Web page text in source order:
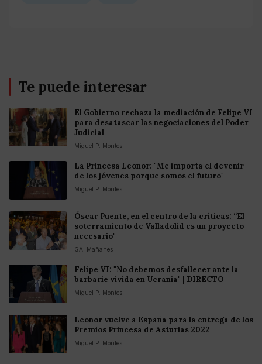
Te puede interesar
El Gobierno rechaza la mediación de Felipe VI
para desatascar las negociaciones del Poder
Judicial
Miguel P. Montes
La Princesa Leonor: "Me importa el devenir
de los jóvenes porque somos el futuro"
Miguel P. Montes
Óscar Puente, en el centro de la críticas: “El
soterramiento de Valladolid es un proyecto
necesario"
GA. Mañanes
Felipe VI: "No debemos desfallecer ante la
barbarie vivida en Ucrania" | DIRECTO
Miguel P. Montes
Leonor vuelve a España para la entrega de los
Premios Princesa de Asturias 2022
Miguel P. Montes